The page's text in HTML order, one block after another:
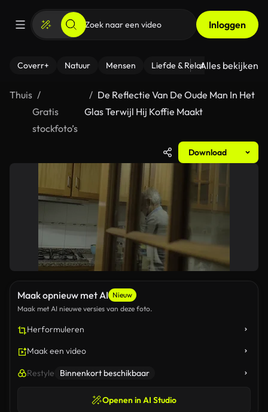
Inloggen
Coverr+ Natuur Mensen Liefde & Relaties - Fitness
Alles bekijken
Thuis
Gratis
stockfoto’s
De Reflectie Van De Oude Man In Het
Glas Terwijl Hij Koffie Maakt
Download
Maak opnieuw met AI Nieuw
Maak met AI nieuwe versies van deze foto.
Herformuleren
Maak een video
Restyle Binnenkort beschikbaar
Openen in AI Studio